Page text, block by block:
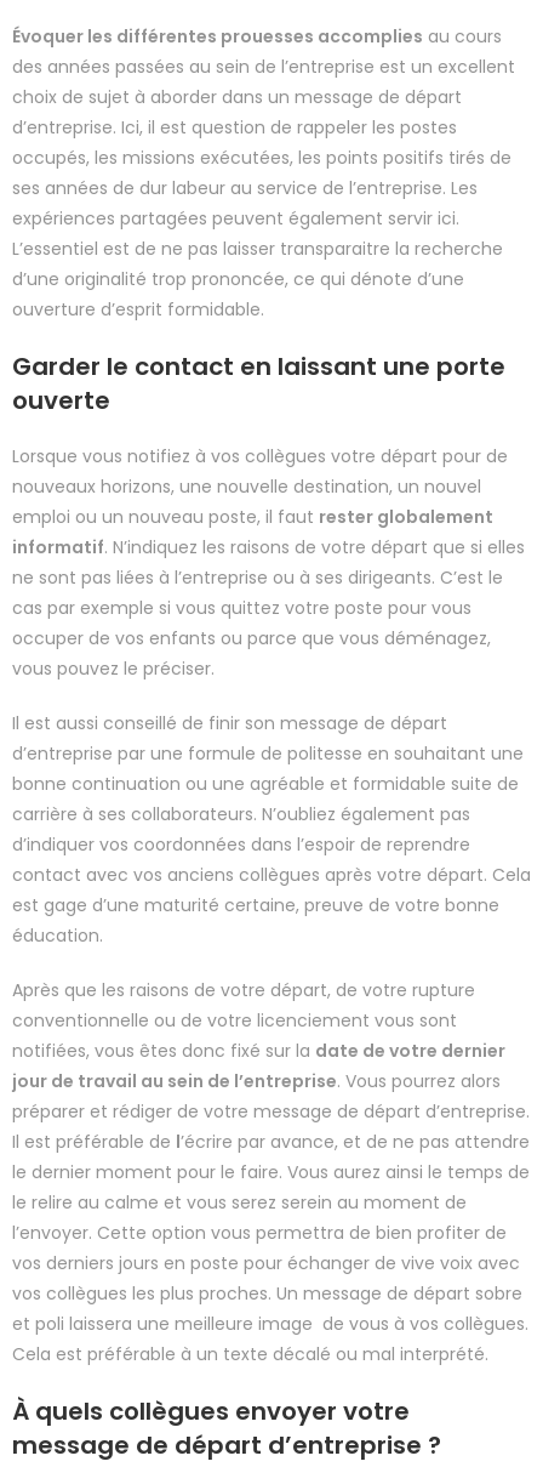
Évoquer les différentes prouesses accomplies au cours
des années passées au sein de l’entreprise est un excellent
choix de sujet à aborder dans un message de départ
d’entreprise. Ici, il est question de rappeler les postes
occupés, les missions exécutées, les points positifs tirés de
ses années de dur labeur au service de l’entreprise. Les
expériences partagées peuvent également servir ici.
L’essentiel est de ne pas laisser transparaitre la recherche
d’une originalité trop prononcée, ce qui dénote d’une
ouverture d’esprit formidable.
Garder le contact en laissant une porte
ouverte
Lorsque vous notifiez à vos collègues votre départ pour de
nouveaux horizons, une nouvelle destination, un nouvel
emploi ou un nouveau poste, il faut rester globalement
informatif. N’indiquez les raisons de votre départ que si elles
ne sont pas liées à l’entreprise ou à ses dirigeants. C’est le
cas par exemple si vous quittez votre poste pour vous
occuper de vos enfants ou parce que vous déménagez,
vous pouvez le préciser.
Il est aussi conseillé de finir son message de départ
d’entreprise par une formule de politesse en souhaitant une
bonne continuation ou une agréable et formidable suite de
carrière à ses collaborateurs. N’oubliez également pas
d’indiquer vos coordonnées dans l’espoir de reprendre
contact avec vos anciens collègues après votre départ. Cela
est gage d’une maturité certaine, preuve de votre bonne
éducation.
Après que les raisons de votre départ, de votre rupture
conventionnelle ou de votre licenciement vous sont
notifiées, vous êtes donc fixé sur la date de votre dernier
jour de travail au sein de l’entreprise. Vous pourrez alors
préparer et rédiger de votre message de départ d’entreprise.
Il est préférable de l’écrire par avance, et de ne pas attendre
le dernier moment pour le faire. Vous aurez ainsi le temps de
le relire au calme et vous serez serein au moment de
l’envoyer. Cette option vous permettra de bien profiter de
vos derniers jours en poste pour échanger de vive voix avec
vos collègues les plus proches. Un message de départ sobre
et poli laissera une meilleure image de vous à vos collègues.
Cela est préférable à un texte décalé ou mal interprété.
À quels collègues envoyer votre
message de départ d’entreprise ?